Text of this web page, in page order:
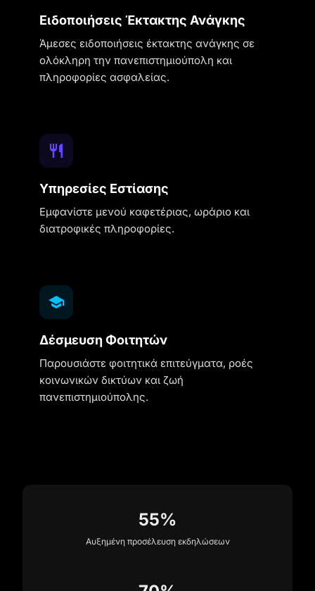
Ειδοποιήσεις Έκτακτης Ανάγκης
Άμεσες ειδοποιήσεις έκτακτης ανάγκης σε
ολόκληρη την πανεπιστημιούπολη και
πληροφορίες ασφαλείας.
Υπηρεσίες Εστίασης
Εμφανίστε μενού καφετέριας, ωράριο και
διατροφικές πληροφορίες.
Δέσμευση Φοιτητών
Παρουσιάστε φοιτητικά επιτεύγματα, ροές
κοινωνικών δικτύων και ζωή
πανεπιστημιούπολης.
55%
Αυξημένη προσέλευση εκδηλώσεων